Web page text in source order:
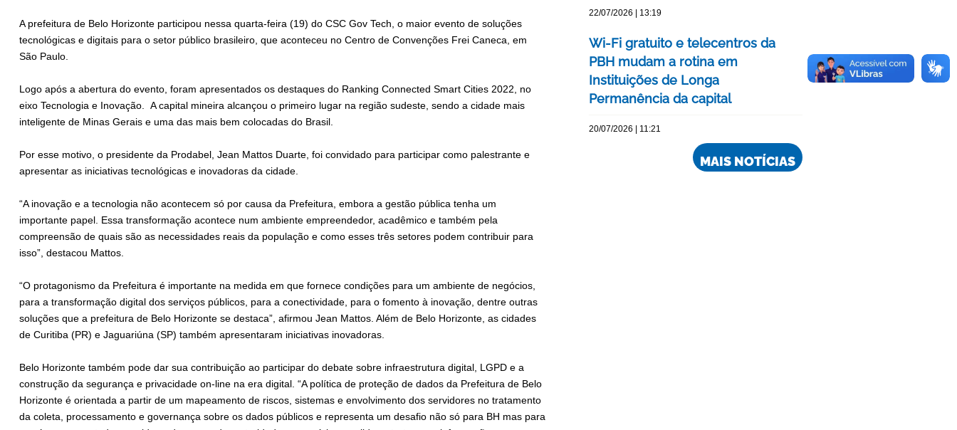
A prefeitura de Belo Horizonte participou nessa quarta-feira (19) do CSC Gov Tech, o maior evento de soluções
tecnológicas e digitais para o setor público brasileiro, que aconteceu no Centro de Convenções Frei Caneca, em
São Paulo.
Logo após a abertura do evento, foram apresentados os destaques do Ranking Connected Smart Cities 2022, no
eixo Tecnologia e Inovação. A capital mineira alcançou o primeiro lugar na região sudeste, sendo a cidade mais
inteligente de Minas Gerais e uma das mais bem colocadas do Brasil.
Por esse motivo, o presidente da Prodabel, Jean Mattos Duarte, foi convidado para participar como palestrante e
apresentar as iniciativas tecnológicas e inovadoras da cidade.
“A inovação e a tecnologia não acontecem só por causa da Prefeitura, embora a gestão pública tenha um
importante papel. Essa transformação acontece num ambiente empreendedor, acadêmico e também pela
compreensão de quais são as necessidades reais da população e como esses três setores podem contribuir para
isso”, destacou Mattos.
“O protagonismo da Prefeitura é importante na medida em que fornece condições para um ambiente de negócios,
para a transformação digital dos serviços públicos, para a conectividade, para o fomento à inovação, dentre outras
soluções que a prefeitura de Belo Horizonte se destaca”, afirmou Jean Mattos. Além de Belo Horizonte, as cidades
de Curitiba (PR) e Jaguariúna (SP) também apresentaram iniciativas inovadoras.
Belo Horizonte também pode dar sua contribuição ao participar do debate sobre infraestrutura digital, LGPD e a
construção da segurança e privacidade on-line na era digital. “A política de proteção de dados da Prefeitura de Belo
Horizonte é orientada a partir de um mapeamento de riscos, sistemas e envolvimento dos servidores no tratamento
da coleta, processamento e governança sobre os dados públicos e representa um desafio não só para BH mas para
22/07/2026 | 13:19
Wi-Fi gratuito e telecentros da
PBH mudam a rotina em
Instituições de Longa
Permanência da capital
20/07/2026 | 11:21
MAIS NOTÍCIAS